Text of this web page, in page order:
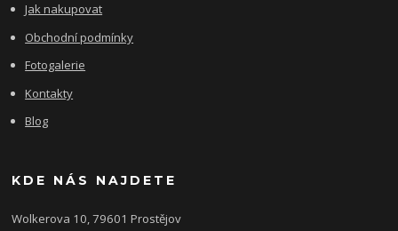
Jak nakupovat
Obchodní podmínky
Fotogalerie
Kontakty
Blog
KDE NÁS NAJDETE
Wolkerova 10, 79601 Prostějov